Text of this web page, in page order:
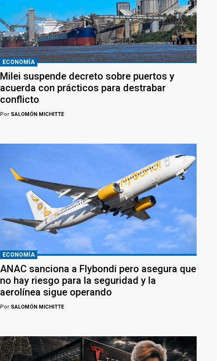
ECONOMÍA
Milei suspende decreto sobre puertos y
acuerda con prácticos para destrabar
conflicto
Por SALOMÓN MICHITTE
ECONOMÍA
ANAC sanciona a Flybondi pero asegura que
no hay riesgo para la seguridad y la
aerolínea sigue operando
Por SALOMÓN MICHITTE